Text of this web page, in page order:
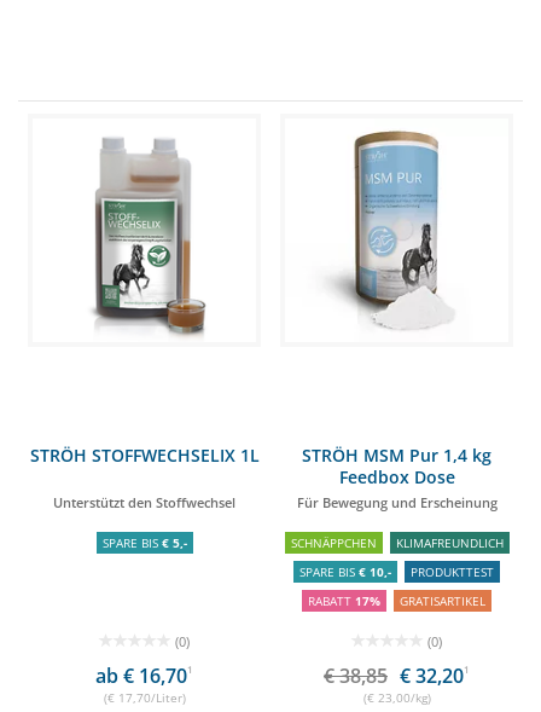
STRÖH STOFFWECHSELIX 1L
Unterstützt den Stoffwechsel
SPARE BIS € 5,-
(0)
ab € 16,701
(€ 17,70/Liter)
STRÖH MSM Pur 1,4 kg
Feedbox Dose
Für Bewegung und Erscheinung
SCHNÄPPCHEN
KLIMAFREUNDLICH
SPARE BIS € 10,-
PRODUKTTEST
RABATT 17% GRATISARTIKEL
(0)
€ 38,85 € 32,201
(€ 23,00/kg)